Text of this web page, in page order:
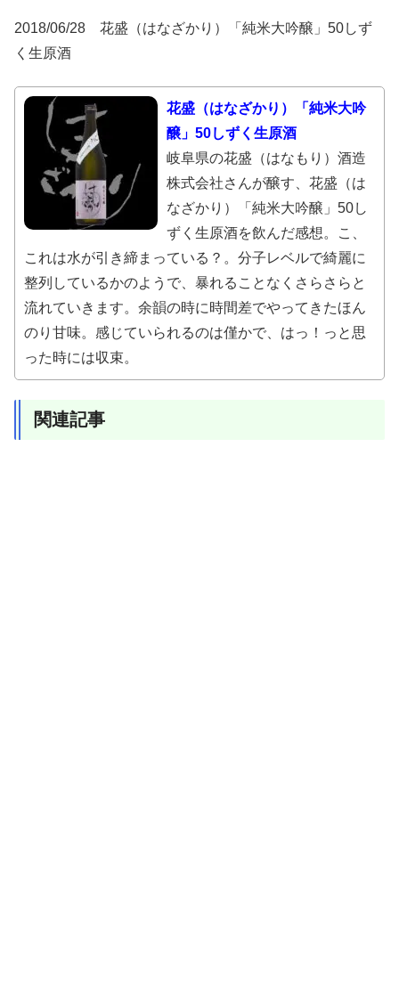
2018/06/28 花盛（はなざかり）「純米大吟醸」50しず
く生原酒
花盛（はなざかり）「純米大吟
醸」50しずく生原酒
岐阜県の花盛（はなもり）酒造
株式会社さんが醸す、花盛（は
なざかり）「純米大吟醸」50し
ずく生原酒を飲んだ感想。こ、
これは水が引き締まっている？。分子レベルで綺麗に
整列しているかのようで、暴れることなくさらさらと
流れていきます。余韻の時に時間差でやってきたほん
のり甘味。感じていられるのは僅かで、はっ！っと思
った時には収束。
関連記事